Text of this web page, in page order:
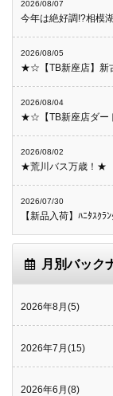
2026/08/07
今年は絶好調!?相模
2026/08/05
★☆【TB新座店】新
2026/08/04
★☆【TB新座店ダー
2026/08/02
★荒川バス万歳！★
2026/07/30
【新品入荷】ﾊﾆﾀｽｸ
月別バック
2026年8月(5)
2026年7月(15)
2026年6月(8)